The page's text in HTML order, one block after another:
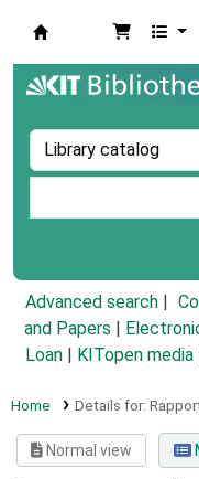
Advanced search
and Papers
Loan
KITopen media
Home Details for:
Normal view